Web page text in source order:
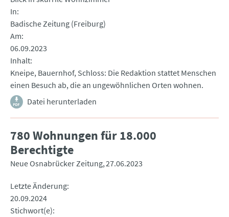
In
Badische Zeitung (Freiburg)
Am
06.09.2023
Inhalt
Kneipe, Bauernhof, Schloss: Die Redaktion stattet Menschen
einen Besuch ab, die an ungewöhnlichen Orten wohnen.
Datei herunterladen
780 Wohnungen für 18.000
Berechtigte
Neue Osnabrücker Zeitung 27.06.2023
Letzte Änderung
20.09.2024
Stichwort(e)